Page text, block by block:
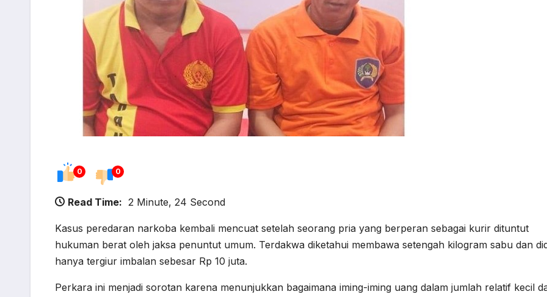
0 0
Read Time: 2 Minute, 24 Second
Kasus peredaran narkoba kembali mencuat setelah seorang pria yang berperan sebagai kurir dituntut
hukuman berat oleh jaksa penuntut umum. Terdakwa diketahui membawa setengah kilogram sabu dan
hanya tergiur imbalan sebesar Rp 10 juta.
Perkara ini menjadi sorotan karena menunjukkan bagaimana iming-iming uang dalam jumlah relatif kecil